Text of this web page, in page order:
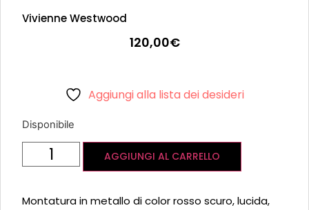
Vivienne Westwood
120,00€
Aggiungi alla lista dei desideri
Disponibile
AGGIUNGI AL CARRELLO
Montatura in metallo di color rosso scuro, lucida,